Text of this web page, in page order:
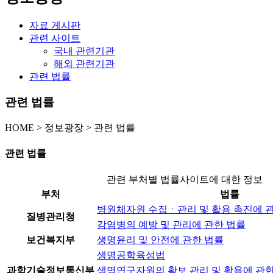
자료 게시판
관련 사이트
국내 관련기관
해외 관련기관
관련 법률
관련 법률
HOME > 정보광장 > 관련 법률
관련 법률
관련 부처별 법률사이트에 대한 정보
부처
법률
질병관리청
병원체자원 수집ㆍ관리 및 활용 촉진에
감염병의 예방 및 관리에 관한 법률
보건복지부
생명윤리 및 안전에 관한 법률
과학기술정보통신부
생명공학육성법
생명연구자원의 확보 관리 및 활용에 관